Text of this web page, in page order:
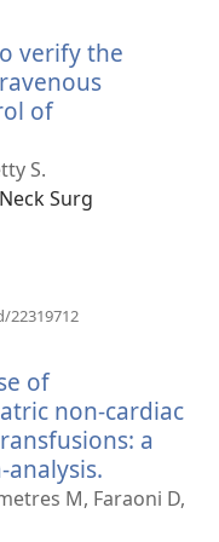
janela)
verify the
of
S.
Surg
of
non-cardiac
a
uma
M, Faraoni D,